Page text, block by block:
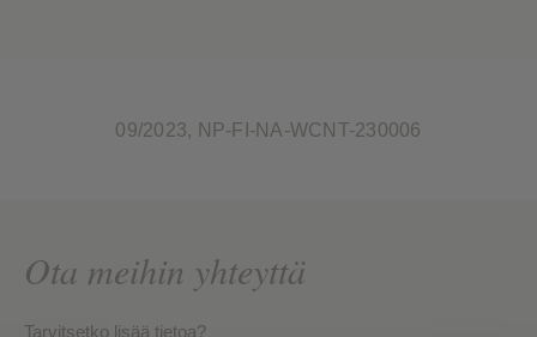
09/2023, NP-FI-NA-WCNT-230006
Ota meihin yhteyttä
Tarvitsetko lisää tietoa?